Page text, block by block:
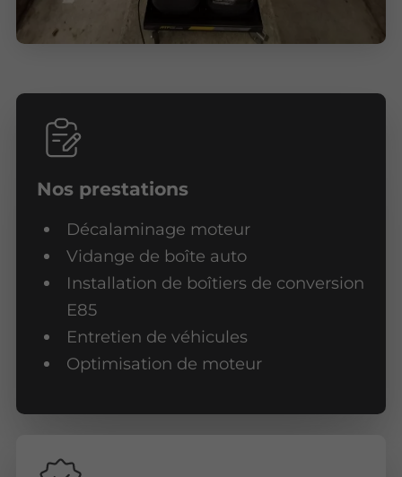
Nos prestations
Décalaminage moteur
Vidange de boîte auto
Installation de boîtiers de conversion
E85
Entretien de véhicules
Optimisation de moteur